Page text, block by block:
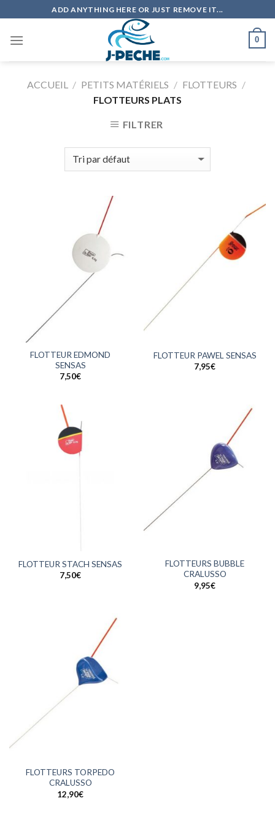
to
content
ADD ANYTHING HERE OR JUST REMOVE IT...
0
ACCUEIL / PETITS MATÉRIELS / FLOTTEURS /
FLOTTEURS PLATS
FILTRER
FLOTTEUR EDMOND
SENSAS
7,50€
FLOTTEUR PAWEL SENSAS
7,95€
FLOTTEUR STACH SENSAS
7,50€
FLOTTEURS BUBBLE
CRALUSSO
9,95€
FLOTTEURS TORPEDO
CRALUSSO
12,90€